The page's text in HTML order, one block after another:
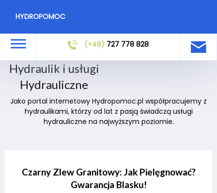
HYDROPOMOC
(+48) 727 778 828
Hydraulik i usługi
Hydrauliczne
Jako portal internetowy Hydropomoc.pl współpracujemy z
hydraulikami, którzy od lat z pasją świadczą usługi
hydrauliczne na najwyższym poziomie.
Czarny Zlew Granitowy: Jak Pielęgnować?
Gwarancja Blasku!